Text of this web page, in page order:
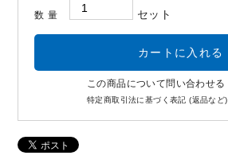
数量 セット
この商品について問い合わせる
特定商取引法に基づく表記 (返品など)